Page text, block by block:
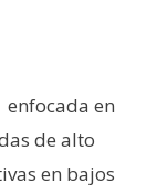
enfocada en
de alto
en bajos